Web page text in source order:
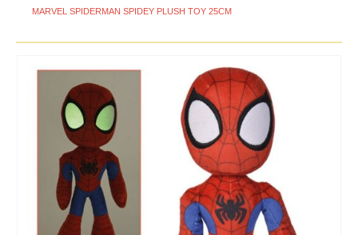
MARVEL SPIDERMAN SPIDEY PLUSH TOY 25CM